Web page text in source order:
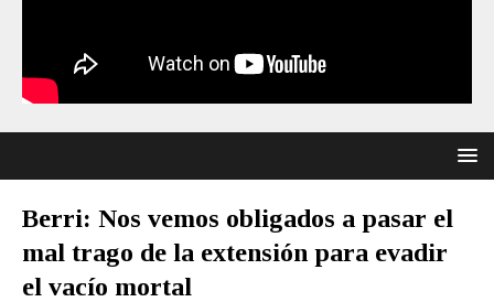
Berri: Nos vemos obligados a pasar el
mal trago de la extensión para evadir
el vacío mortal